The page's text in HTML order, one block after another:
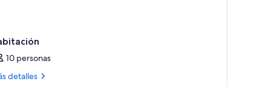
10 personas
detalles